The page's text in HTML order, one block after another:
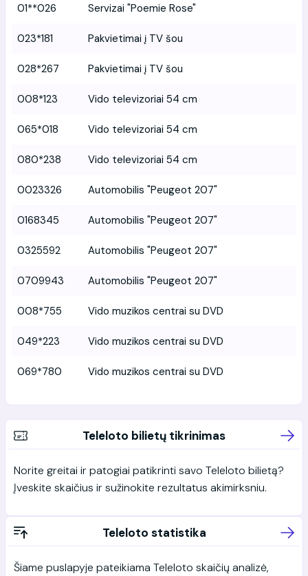
01**026 Servizai "Poemie Rose"
023*181 Pakvietimai į TV šou
028*267 Pakvietimai į TV šou
008*123 Vido televizoriai 54 cm
065*018 Vido televizoriai 54 cm
080*238 Vido televizoriai 54 cm
0023326 Automobilis "Peugeot 207"
0168345 Automobilis "Peugeot 207"
0325592 Automobilis "Peugeot 207"
0709943 Automobilis "Peugeot 207"
008*755 Vido muzikos centrai su DVD
049*223 Vido muzikos centrai su DVD
069*780 Vido muzikos centrai su DVD
Teleloto bilietų tikrinimas
Norite greitai ir patogiai patikrinti savo Teleloto bilietą?
Įveskite skaičius ir sužinokite rezultatus akimirksniu.
Teleloto statistika
Šiame puslapyje pateikiama Teleloto skaičių analizė,